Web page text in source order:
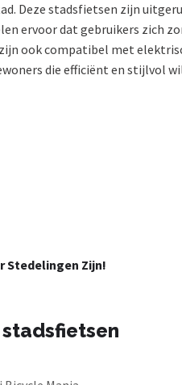
Deze stadsfietsen zijn
ervoor dat gebruikers zich
ook compatibel met
die efficiënt en stijlvol
Stedelingen Zijn!